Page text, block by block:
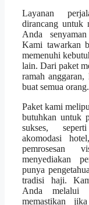
Layanan
dirancang untuk
Anda
Kami tawarkan
memenuhi
lain. Dari paket
ramah anggaran,
buat semua orang.
Paket kami
butuhkan untuk
sukses,
akomodasi
pemrosesan
menyediakan
punya
tradisi haji.
Anda melalui
memastikan